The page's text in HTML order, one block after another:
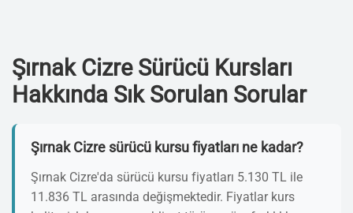
Şırnak Cizre Sürücü Kursları
Hakkında Sık Sorulan Sorular
Şırnak Cizre sürücü kursu fiyatları ne kadar?
Şırnak Cizre'da sürücü kursu fiyatları 5.130 TL ile
11.836 TL arasında değişmektedir. Fiyatlar kurs